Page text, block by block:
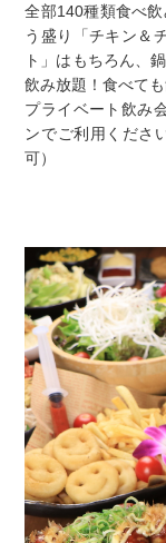
全部140種類食べ
う盛り「チキン＆
ト」はもちろん、
飲み放題！食べて
プライベート飲み
ンでご利用くだ
可）